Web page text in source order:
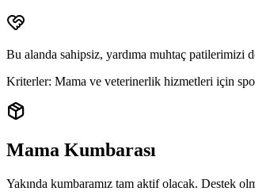
Bu alanda sahipsiz, yardıma muhtaç patilerimizi
Kriterler: Mama ve veterinerlik hizmetleri için
Mama Kumbarası
Yakında kumbaramız tam aktif olacak. Destek